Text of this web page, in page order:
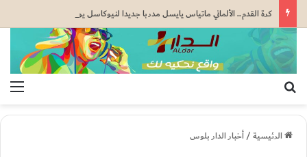
الرئيسية/أخبار الدار بلوس